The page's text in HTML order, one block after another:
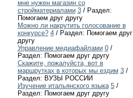
мне нужен магазин со
стройматериалами 3/ Раздел:
Помогаем друг другу
Можно ли накрутить голосование в
конкурсе? 4/ Раздел: Помогаем друг
другу
Управление медиафайлами 0/
Раздел: Помогаем друг другу
Скажите, пожалуйста, вот в
маршрутках в которых мы ездим 3/
Раздел: ВУЗЫ РОССИИ
Изучение итальянского языка 5/
Раздел: Помогаем друг другу